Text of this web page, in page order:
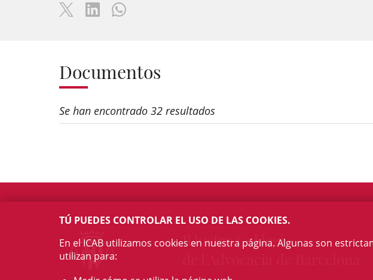
Documentos
Se han encontrado 32 resultados
Il·lustre Col·legi
TÚ PUEDES CONTROLAR EL USO DE LAS COOKIES.
En el ICAB utilizamos cookies en nuestra página. Algunas son
utilizan para: